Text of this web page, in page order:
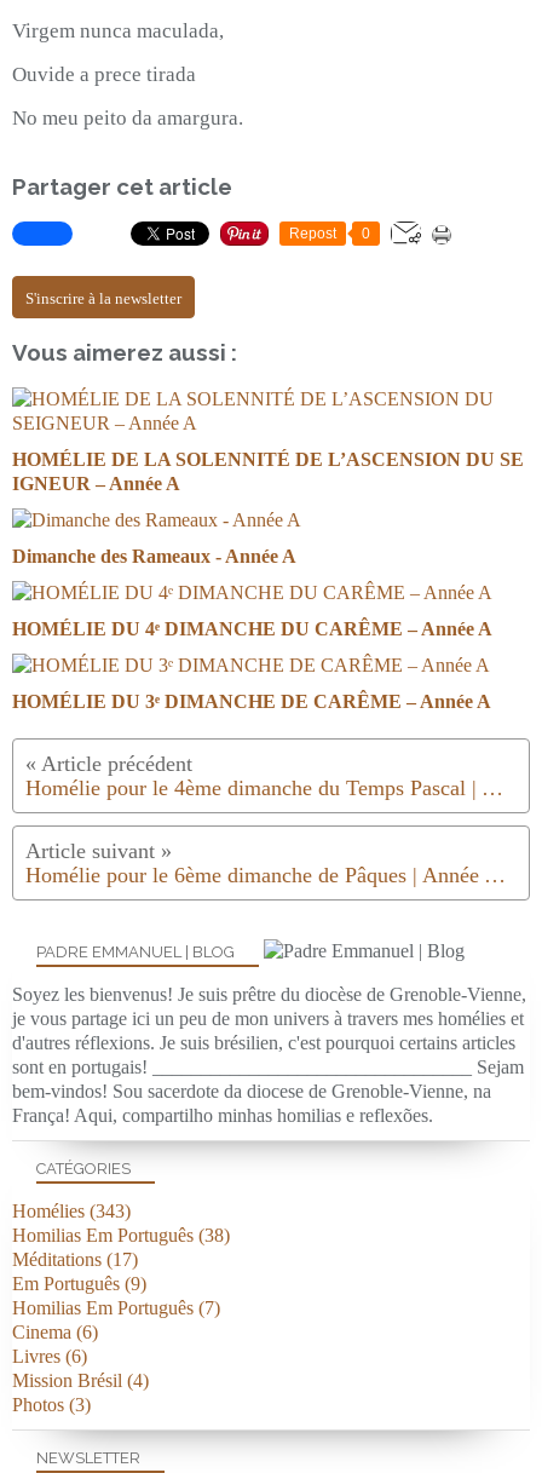
Virgem nunca maculada,
Ouvide a prece tirada
No meu peito da amargura.
Partager cet article
Repost 0
S'inscrire à la newsletter
Vous aimerez aussi :
HOMÉLIE DE LA SOLENNITÉ DE L’ASCENSION DU SE
IGNEUR – Année A
Dimanche des Rameaux - Année A
HOMÉLIE DU 4ᵉ DIMANCHE DU CARÊME – Année A
HOMÉLIE DU 3ᵉ DIMANCHE DE CARÊME – Année A
Homélie pour le 4ème dimanche du Temps Pascal | Année A | 2023
Homélie pour le 6ème dimanche de Pâques | Année A | 2023
NEWSLETTER
PADRE EMMANUEL | BLOG
Soyez les bienvenus! Je suis prêtre du diocèse de Grenoble-Vienne,
je vous partage ici un peu de mon univers à travers mes homélies et
d'autres réflexions. Je suis brésilien, c'est pourquoi certains articles
sont en portugais! _________________________________ Sejam
bem-vindos! Sou sacerdote da diocese de Grenoble-Vienne, na
França! Aqui, compartilho minhas homilias e reflexões.
CATÉGORIES
Homélies (343)
Homilias Em Português (38)
Méditations (17)
Em Português (9)
Homilias Em Português (7)
Cinema (6)
Livres (6)
Mission Brésil (4)
Photos (3)